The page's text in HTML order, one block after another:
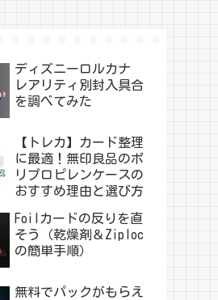
ディズニーロルカナ
レアリティ別封入具合
を調べてみた
【トレカ】カード整理
に最適！無印良品のポ
リプロピレンケースの
おすすめ理由と選び方
Foilカードの反りを直
そう（乾燥剤＆Ziploc
の簡単手順）
無料でパックがもらえ